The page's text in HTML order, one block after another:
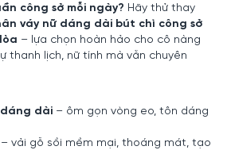
công sở mỗi ngày? Hãy thử thay
váy nữ dáng dài bút chì công sở
– lựa chọn hoàn hảo cho cô nàng
thanh lịch, nữ tính mà vẫn chuyên
dài – ôm gọn vòng eo, tôn dáng
– vải gỗ sồi mềm mại, thoáng mát, tạo